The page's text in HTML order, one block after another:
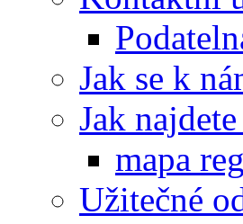
Jak se k
Jak
mapa
Užitečné